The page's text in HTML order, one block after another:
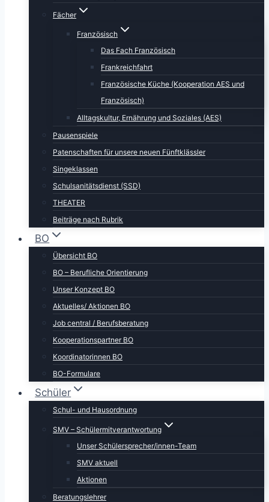
Fächer
Französisch
Das Fach Französisch
Frankreichfahrt
Französische Küche (Kooperation AES und
Französisch)
Alltagskultur, Ernährung und Soziales (AES)
Pausenspiele
Patenschaften für unsere neuen Fünftklässler
Singeklassen
Schulsanitätsdienst (SSD)
THEATER
Beiträge nach Rubrik
BO
Übersicht BO
BO – Berufliche Orientierung
Unser Konzept BO
Aktuelles/ Aktionen BO
Job central / Berufsberatung
Kooperationspartner BO
Koordinatorinnen BO
BO-Formulare
Schüler
Schul- und Hausordnung
SMV – Schülermitverantwortung
Unser Schülersprecher/innen-Team
SMV aktuell
Aktionen
Beratungslehrer